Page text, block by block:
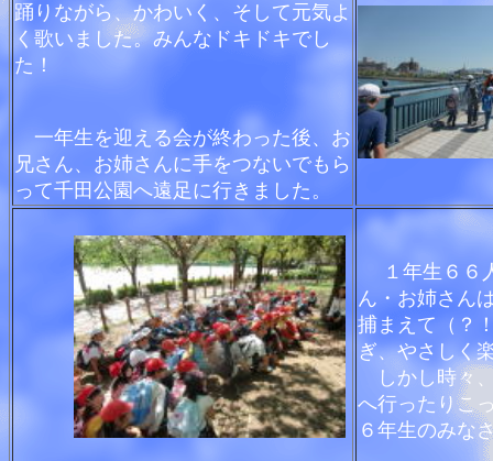
踊りながら、かわいく、そして元気よ
く歌いました。みんなドキドキでし
た！
一年生を迎える会が終わった後、お
兄さん、お姉さんに手をつないでもら
って千田公園へ遠足に行きました。
１年生６６
ん・お姉さん
捕まえて（？
ぎ、やさしく
しかし時々
へ行ったりこ
６年生のみな